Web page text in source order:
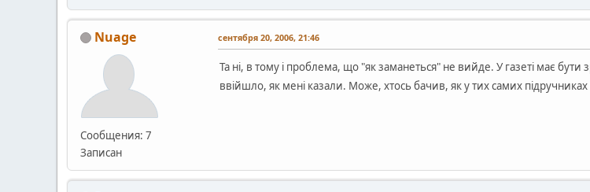
Nuage
Сообщения: 7
Записан
сентября 20, 2006, 21:46
Та ні, в тому і проблема, що "як заманеться" не вийде. У газеті має
ввійшло, як мені казали. Може, хтось бачив, як у тих самих